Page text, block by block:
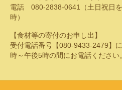
電話 080-2838-0641（土日祝日
時）
【食材等の寄付のお申し出】
受付電話番号【080-9433-2479】
時～午後5時の間にお電話ください。